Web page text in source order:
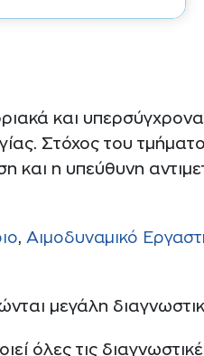
και
Στόχος του
και η υπεύθυνη
,Αιμοδυναμικό
μεγάλη
όλες τις